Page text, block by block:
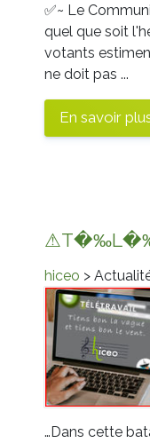
✅~ Le
quel que soit
votants
ne doit pas ...
En savoir
hiceo >
…Dans cette